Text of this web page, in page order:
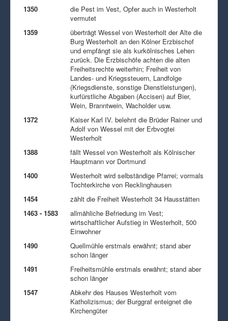
1350
die Pest im Vest, Opfer auch in Westerholt
vermutet
1359
überträgt Wessel von Westerholt der Alte die
Burg Westerholt an den Kölner Erzbischof
und empfängt sie als kurkölnisches Lehen
zurück. Die Erzbischöfe achten die alten
Freiheitsrechte weiterhin; Freiheit von
Landes- und Kriegssteuern, Landfolge
(Kriegsdienste, sonstige Dienstleistungen),
kurfürstliche Abgaben (Accisen) auf Bier,
Wein, Branntwein, Wacholder usw.
1372
Kaiser Karl IV. belehnt die Brüder Rainer und
Adolf von Wessel mit der Erbvogtei
Westerholt
1388
fällt Wessel von Westerholt als Kölnischer
Hauptmann vor Dortmund
1400
Westerholt wird selbständige Pfarrei; vormals
Tochterkirche von Recklinghausen
1454
zählt die Freiheit Westerholt 34 Hausstätten
1463 - 1583
allmähliche Befriedung im Vest;
wirtschaftlicher Aufstieg in Westerholt, 500
Einwohner
1490
Quellmühle erstmals erwähnt; stand aber
schon länger
1491
Freiheitsmühle erstmals erwähnt; stand aber
schon länger
1547
Abkehr des Hauses Westerholt vom
Katholizismus; der Burggraf enteignet die
Kirchengüter